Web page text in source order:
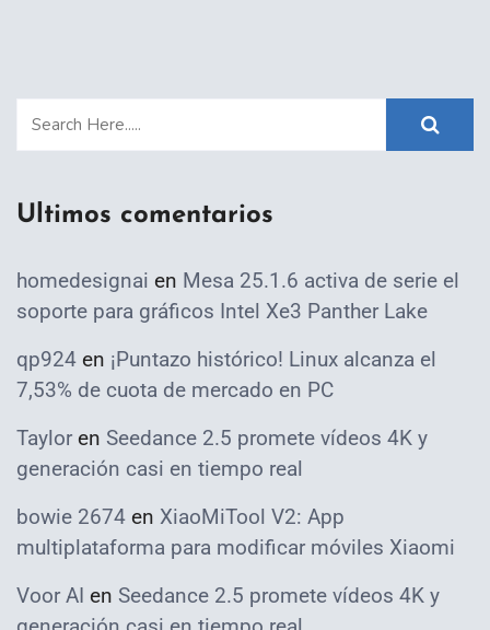
Ultimos comentarios
homedesignai en Mesa 25.1.6 activa de serie el
soporte para gráficos Intel Xe3 Panther Lake
qp924 en ¡Puntazo histórico! Linux alcanza el
7,53% de cuota de mercado en PC
Taylor en Seedance 2.5 promete vídeos 4K y
generación casi en tiempo real
bowie 2674 en XiaoMiTool V2: App
multiplataforma para modificar móviles Xiaomi
Voor AI en Seedance 2.5 promete vídeos 4K y